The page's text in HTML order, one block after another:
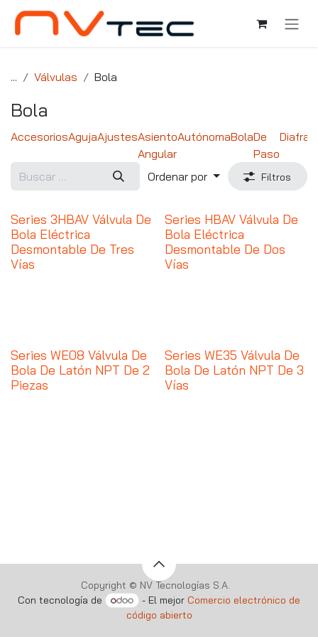
Ir al contenido
... Válvulas Bola
Bola
AccesoriosAgujaAjustesAsiento
Angular
AutónomaBolaDe
Paso
Ordenar por Filtros
Series 3HBAV Válvula De
Bola Eléctrica
Desmontable De Tres
Vías
Series HBAV Válvula De
Bola Eléctrica
Desmontable De Dos
Vías
Series WE08 Válvula De
Bola De Latón NPT De 2
Piezas
Series WE35 Válvula De
Bola De Latón NPT De 3
Vías
Copyright © NV Tecnologías S.A.
Con tecnología de
- El mejor Comercio electrónico de
código abierto